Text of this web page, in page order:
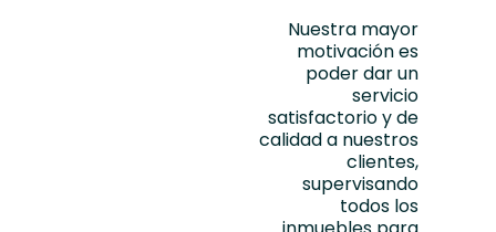
Nuestra mayor
motivación es
poder dar un
servicio
satisfactorio y de
calidada nuestros
clientes,
supervisando
todos los